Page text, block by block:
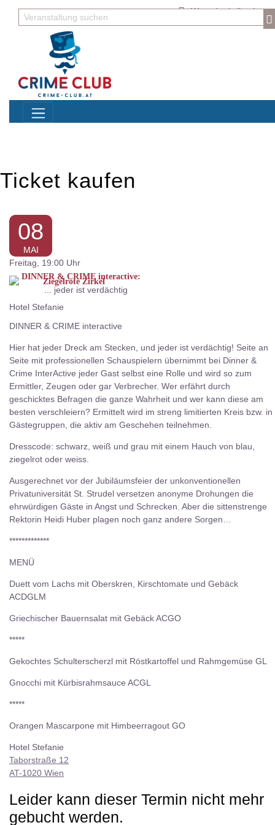
Warenkorb (leer)
Ticket kaufen
08
MAI
Freitag, 19:00 Uhr
DINNER & CRIME interactive:
Ziegelrote Zirkel
... jeder ist verdächtig
Hotel Stefanie
DINNER & CRIME interactive
Hier hat jeder Dreck am Stecken, und jeder ist verdächtig! Seite an
Seite mit professionellen Schauspielern übernimmt bei Dinner &
Crime InterActive jeder Gast selbst eine Rolle und wird so zum
Ermittler, Zeugen oder gar Verbrecher. Wer erfährt durch
geschicktes Befragen die ganze Wahrheit und wer kann diese am
besten verschleiern? Ermittelt wird im streng limitierten Kreis bzw. in
Gästegruppen, die aktiv am Geschehen teilnehmen.
Dresscode: schwarz, weiß und grau mit einem Hauch von blau,
ziegelrot oder weiss.
Ausgerechnet vor der Jubiläumsfeier der unkonventionellen
Privatuniversität St. Strudel versetzen anonyme Drohungen die
ehrwürdigen Gäste in Angst und Schrecken. Aber die sittenstrenge
Rektorin Heidi Huber plagen noch ganz andere Sorgen…
*************
MENÜ
Duett vom Lachs mit Oberskren, Kirschtomate und Gebäck
ACDGLM
Griechischer Bauernsalat mit Gebäck ACGO
*****
Gekochtes Schulterscherzl mit Röstkartoffel und Rahmgemüse GL
Gnocchi mit Kürbisrahmsauce ACGL
*****
Orangen Mascarpone mit Himbeerragout GO
Hotel Stefanie
Taborstraße 12
AT-1020 Wien
Leider kann dieser Termin nicht mehr
gebucht werden.